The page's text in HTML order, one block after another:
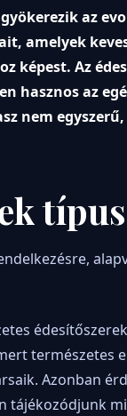
az
amelyek
képest. Az
hasznos az
nem
természetes
Azonban
tájékozódjunk